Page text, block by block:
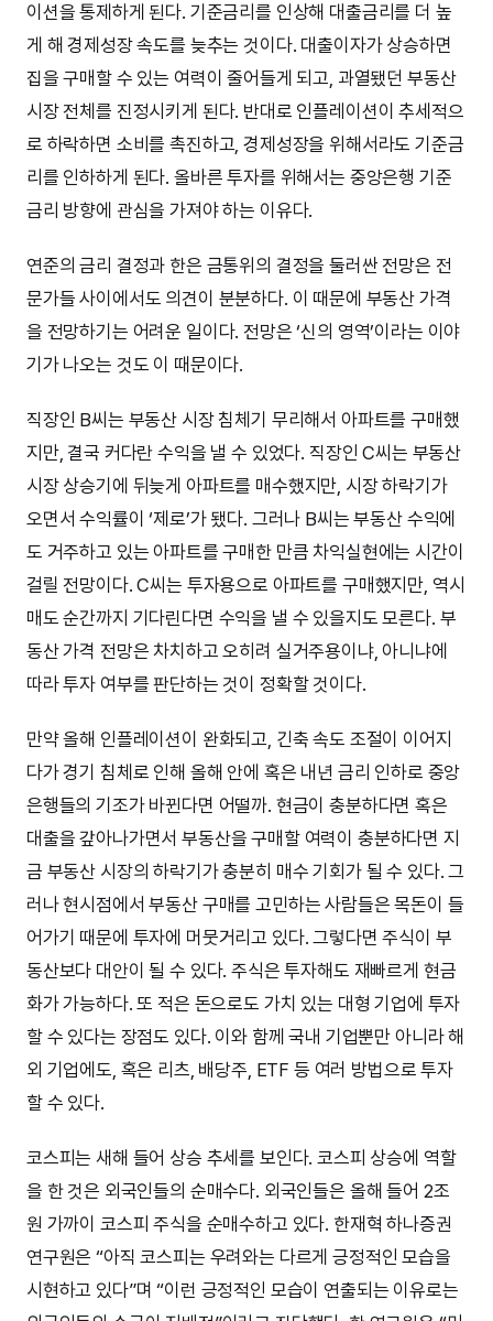
이션을 통제하게 된다. 기준금리를 인상해 대출금리를 더 높
게 해 경제성장 속도를 늦추는 것이다. 대출이자가 상승하면
집을 구매할 수 있는 여력이 줄어들게 되고, 과열됐던 부동산
시장 전체를 진정시키게 된다. 반대로 인플레이션이 추세적으
로 하락하면 소비를 촉진하고, 경제성장을 위해서라도 기준금
리를 인하하게 된다. 올바른 투자를 위해서는 중앙은행 기준
금리 방향에 관심을 가져야 하는 이유다.
연준의 금리 결정과 한은 금통위의 결정을 둘러싼 전망은 전
문가들 사이에서도 의견이 분분하다. 이 때문에 부동산 가격
을 전망하기는 어려운 일이다. 전망은 ‘신의 영역’이라는 이야
기가 나오는 것도 이 때문이다.
직장인 B씨는 부동산 시장 침체기 무리해서 아파트를 구매했
지만, 결국 커다란 수익을 낼 수 있었다. 직장인 C씨는 부동산
시장 상승기에 뒤늦게 아파트를 매수했지만, 시장 하락기가
오면서 수익률이 ‘제로’가 됐다. 그러나 B씨는 부동산 수익에
도 거주하고 있는 아파트를 구매한 만큼 차익실현에는 시간이
걸릴 전망이다. C씨는 투자용으로 아파트를 구매했지만, 역시
매도 순간까지 기다린다면 수익을 낼 수 있을지도 모른다. 부
동산 가격 전망은 차치하고 오히려 실거주용이냐, 아니냐에
따라 투자 여부를 판단하는 것이 정확할 것이다.
만약 올해 인플레이션이 완화되고, 긴축 속도 조절이 이어지
다가 경기 침체로 인해 올해 안에 혹은 내년 금리 인하로 중앙
은행들의 기조가 바뀐다면 어떨까. 현금이 충분하다면 혹은
대출을 갚아나가면서 부동산을 구매할 여력이 충분하다면 지
금 부동산 시장의 하락기가 충분히 매수 기회가 될 수 있다. 그
러나 현시점에서 부동산 구매를 고민하는 사람들은 목돈이 들
어가기 때문에 투자에 머뭇거리고 있다. 그렇다면 주식이 부
동산보다 대안이 될 수 있다. 주식은 투자해도 재빠르게 현금
화가 가능하다. 또 적은 돈으로도 가치 있는 대형 기업에 투자
할 수 있다는 장점도 있다. 이와 함께 국내 기업뿐만 아니라 해
외 기업에도, 혹은 리츠, 배당주, ETF 등 여러 방법으로 투자
할 수 있다.
코스피는 새해 들어 상승 추세를 보인다. 코스피 상승에 역할
을 한 것은 외국인들의 순매수다. 외국인들은 올해 들어 2조
원 가까이 코스피 주식을 순매수하고 있다. 한재혁 하나증권
연구원은 “아직 코스피는 우려와는 다르게 긍정적인 모습을
시현하고 있다”며 “이런 긍정적인 모습이 연출되는 이유로는